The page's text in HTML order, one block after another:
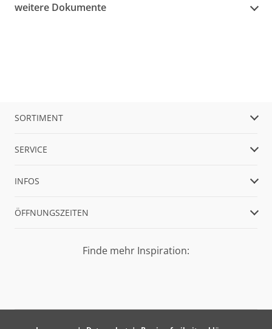
weitere Dokumente
SORTIMENT
SERVICE
INFOS
ÖFFNUNGSZEITEN
Finde mehr Inspiration: